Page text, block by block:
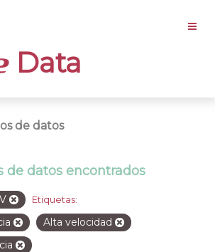
Data
de datos
de datos encontrados
Etiquetas:
Alta velocidad